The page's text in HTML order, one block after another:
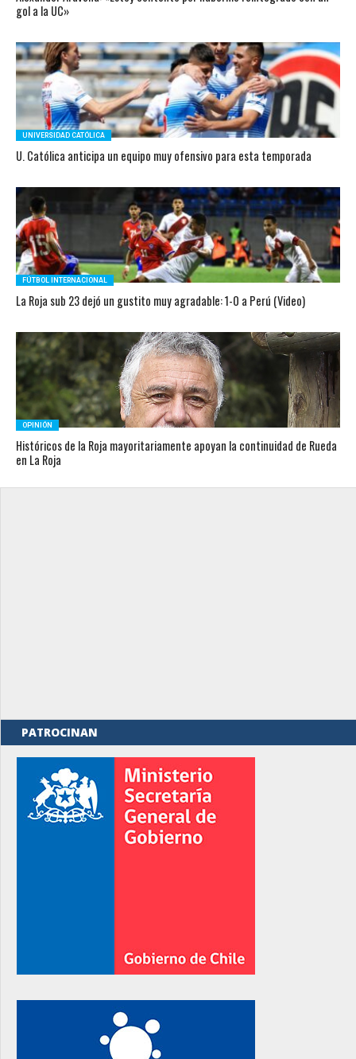
gol a la UC»
UNIVERSIDAD CATÓLICA
U. Católica anticipa un equipo muy ofensivo para esta temporada
FÚTBOL INTERNACIONAL
La Roja sub 23 dejó un gustito muy agradable: 1-0 a Perú (Video)
OPINIÓN
Históricos de la Roja mayoritariamente apoyan la continuidad de Rueda
en La Roja
PATROCINAN